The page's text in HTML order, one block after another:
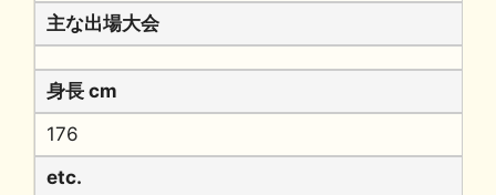
主な出場大会
身長 cm
176
etc.